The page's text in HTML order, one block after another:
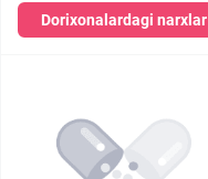
Dorixonalardagi narxlar